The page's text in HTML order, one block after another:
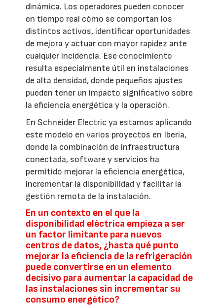
dinámica. Los operadores pueden conocer
en tiempo real cómo se comportan los
distintos activos, identificar oportunidades
de mejora y actuar con mayor rapidez ante
cualquier incidencia. Ese conocimiento
resulta especialmente útil en instalaciones
de alta densidad, donde pequeños ajustes
pueden tener un impacto significativo sobre
la eficiencia energética y la operación.
En Schneider Electric ya estamos aplicando
este modelo en varios proyectos en Iberia,
donde la combinación de infraestructura
conectada, software y servicios ha
permitido mejorar la eficiencia energética,
incrementar la disponibilidad y facilitar la
gestión remota de la instalación.
En un contexto en el que la
disponibilidad eléctrica empieza a ser
un factor limitante para nuevos
centros de datos, ¿hasta qué punto
mejorar la eficiencia de la refrigeración
puede convertirse en un elemento
decisivo para aumentar la capacidad de
las instalaciones sin incrementar su
consumo energético?